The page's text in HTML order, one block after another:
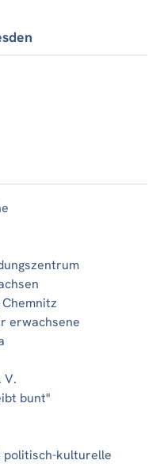
erwachsene
V.
bunt"
politisch-kulturelle